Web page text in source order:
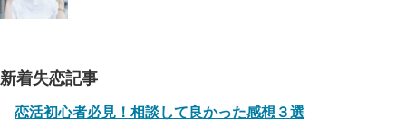
新着失恋記事
恋活初心者必見！相談して良かった感想３選